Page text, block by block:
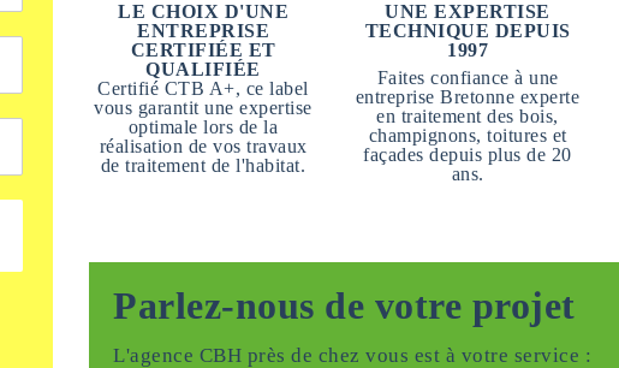
LE CHOIX D'UNE
ENTREPRISE
CERTIFIÉE ET
QUALIFIÉE
Certifié CTB A+, ce label
vous garantit une expertise
optimale lors de la
réalisation de vos travaux
de traitement de l'habitat.
UNE EXPERTISE
TECHNIQUE DEPUIS
1997
Faites confiance à une
entreprise Bretonne experte
en traitement des bois,
champignons, toitures et
façades depuis plus de 20
ans.
Parlez-nous de votre projet
L'agence CBH près de chez vous est à votre service :